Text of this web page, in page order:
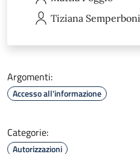
Tiziana Semperboni
Argomenti:
Accesso all'informazione
Categorie:
Autorizzazioni